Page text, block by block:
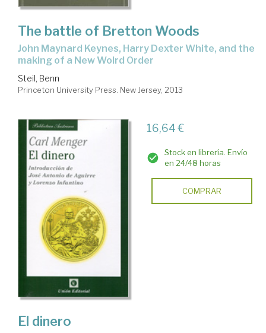
The battle of Bretton Woods
John Maynard Keynes, Harry Dexter White, and the
making of a New Wolrd Order
Steil, Benn
Princeton University Press. New Jersey, 2013
16,64 €
Stock en librería. Envío
en 24/48 horas
COMPRAR
El dinero